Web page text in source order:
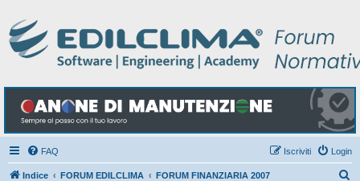
FAQ Login
Iscriviti
Indice FORUM EDILCLIMA FORUM FINANZIARIA 2007